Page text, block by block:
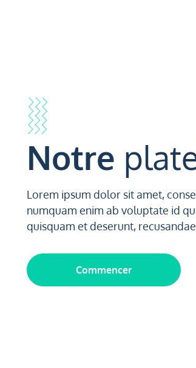
Notre
Lorem ipsum dolor sit amet,
numquam enim ab voluptate id
quisquam et deserunt, recusandae.
Commencer